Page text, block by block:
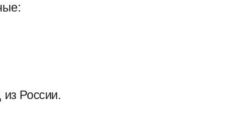
России.